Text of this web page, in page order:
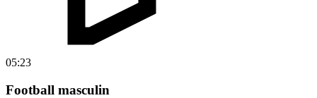
05:23
Football masculin